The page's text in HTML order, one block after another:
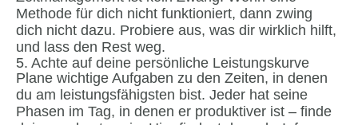
Methode für dich nicht funktioniert, dann zwing
dich nicht dazu. Probiere aus, was dir wirklich hilft,
und lass den Rest weg.
5. Achte auf deine persönliche Leistungskurve
Plane wichtige Aufgaben zu den Zeiten, in denen
du am leistungsfähigsten bist. Jeder hat seine
Phasen im Tag, in denen er produktiver ist – finde